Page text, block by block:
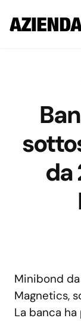
da
Minibond
Magnetics,
La banca